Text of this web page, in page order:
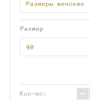
Размеры женские
Размер
40
Кол-во: −